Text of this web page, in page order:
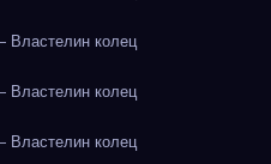
колец
колец
колец